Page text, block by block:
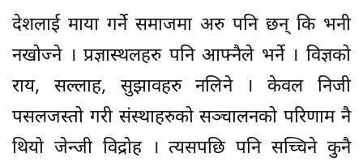
देशलाई माया गर्ने समाजमा अरु पनि छन् कि भनी
नखोज्ने । प्रज्ञास्थलहरु पनि आफ्नैले भर्ने । विज्ञको
राय, सल्लाह, सुझावहरु नलिने । केवल निजी
पसलजस्तो गरी संस्थाहरुको सञ्चालनको परिणाम नै
थियो जेन्जी विद्रोह । त्यसपछि पनि सच्चिने कुनै